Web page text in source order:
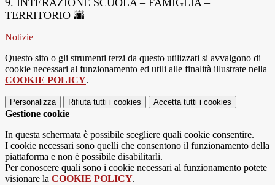
9. INTERAZIONE SCUOLA – FAMIGLIA –
TERRITORIO 🌆
Notizie
Questo sito o gli strumenti terzi da questo utilizzati si avvalgono di
cookie necessari al funzionamento ed utili alle finalità illustrate nella
COOKIE POLICY.
Personalizza Rifiuta tutti i cookies Accetta tutti i cookies
Gestione cookie
In questa schermata è possibile scegliere quali cookie consentire.
I cookie necessari sono quelli che consentono il funzionamento della
piattaforma e non è possibile disabilitarli.
Per conoscere quali sono i cookie necessari al funzionamento potete
visionare la COOKIE POLICY.